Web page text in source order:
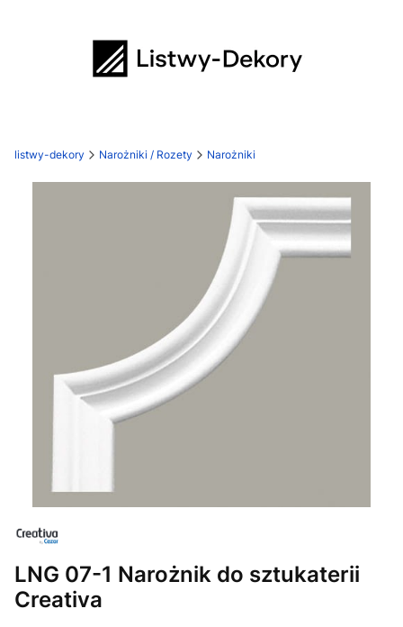
listwy-dekory Narożniki / Rozety Narożniki
LNG 07-1 Narożnik do sztukaterii
Creativa